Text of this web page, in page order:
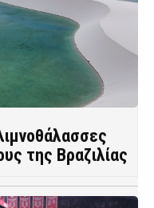
της Βραζιλίας